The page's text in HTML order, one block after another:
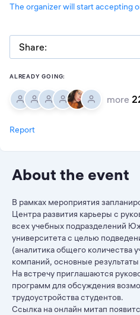
The organizer will start accepting
Share:
ALREADY GOING:
more
Report
About the event
В рамках мероприятия
Центра развития карьеры с
всех учебных подразделений
университета с целью
(аналитика общего количества
компаний, основные результаты
На встречу приглашаются
программ для обсуждения
трудоустройства студентов.
Ссылка на онлайн митап